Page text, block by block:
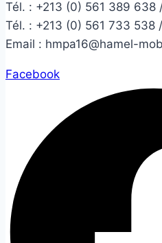
Tél. : +213 (0) 561 389 638
Tél. : +213 (0) 561 733 538
Email : hmpa16@hamel-
Facebook